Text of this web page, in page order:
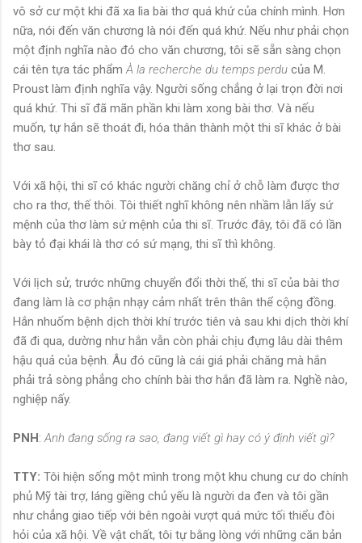
vô sở cư một khi đã xa lìa bài thơ quá khứ của chính mình. Hơn
nữa, nói đến văn chương là nói đến quá khứ. Nếu như phải chọn
một định nghĩa nào đó cho văn chương, tôi sẽ sẵn sàng chọn
cái tên tựa tác phẩm À la recherche du temps perdu của M.
Proust làm định nghĩa vậy. Người sống chẳng ở lại trọn đời nơi
quá khứ. Thi sĩ đã mãn phần khi làm xong bài thơ. Và nếu
muốn, tự hắn sẽ thoát đi, hóa thân thành một thi sĩ khác ở bài
thơ sau.
Với xã hội, thi sĩ có khác người chăng chỉ ở chỗ làm được thơ
cho ra thơ, thế thôi. Tôi thiết nghĩ không nên nhầm lẫn lấy sứ
mệnh của thơ làm sứ mệnh của thi sĩ. Trước đây, tôi đã có lần
bày tỏ đại khái là thơ có sứ mạng, thi sĩ thì không.
Với lịch sử, trước những chuyển đổi thời thế, thi sĩ của bài thơ
đang làm là cơ phận nhạy cảm nhất trên thân thể cộng đồng.
Hắn nhuốm bệnh dịch thời khí trước tiên và sau khi dịch thời khí
đã đi qua, dường như hắn vẫn còn phải chịu đựng lâu dài thêm
hậu quả của bệnh. Âu đó cũng là cái giá phải chăng mà hắn
phải trả sòng phẳng cho chính bài thơ hắn đã làm ra. Nghề nào,
nghiệp nấy.
PNH: Anh đang sống ra sao, đang viết gì hay có ý định viết gì?
TTY: Tôi hiện sống một mình trong một khu chung cư do chính
phủ Mỹ tài trợ, láng giềng chủ yếu là người da đen và tôi gần
như chẳng giao tiếp với bên ngoài vượt quá mức tối thiểu đòi
hỏi của xã hội. Về vật chất, tôi tự bằng lòng với những căn bản